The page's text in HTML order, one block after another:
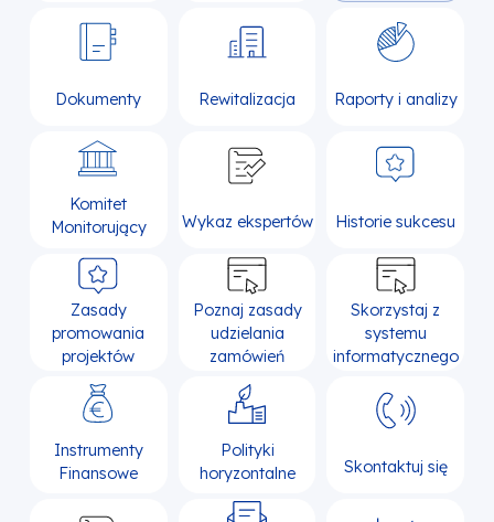
Dokumenty Rewitalizacja Raporty i analizy
Komitet
Monitorujący
Wykaz ekspertów Historie sukcesu
Zasady
promowania
projektów
Poznaj zasady
udzielania
zamówień
Skorzystaj z
systemu
informatycznego
Instrumenty
Finansowe
Polityki
horyzontalne
Skontaktuj się